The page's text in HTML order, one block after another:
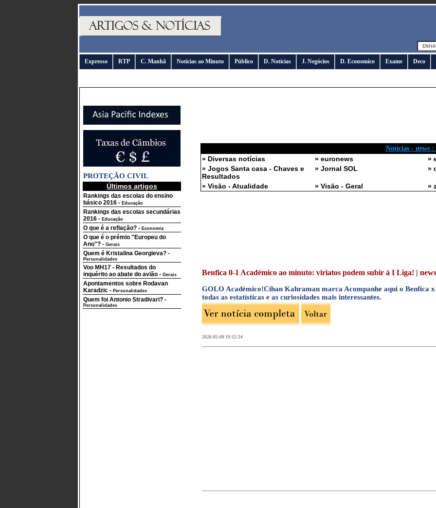
Expresso RTP C. Manhã Notícias ao Minuto Público D. Notícias J. Negócios D. Economico Exame Deco
PROTEÇÃO CIVIL
Últimos artigos
Rankings das escolas do ensino
básico 2016 - Educação
Rankings das escolas secundárias
2016 - Educação
O que é a reflação? - Economia
O que é o prémio "Europeu do
Ano"? - Gerais
Quem é Kristalina Georgieva? -
Personalidades
Voo MH17 - Resultados do
inquérito ao abate do avião - Gerais
Apontamentos sobre Rodavan
Karadzic - Personalidades
Quem foi Antonio Stradivari? -
Personalidades
Notícias - news :
» Diversas notícias » euronews »
» Jogos Santa casa - Chaves e
Resultados
» Jornal SOL »
» Visão - Atualidade » Visão - Geral »
Benfica 0-1 Académico ao minuto: viriatos podem subir à I Liga! |
GOLO Académico!Cihan Kahraman marca Acompanhe aqui o Benfica
todas as estatísticas e as curiosidades mais interessantes.
2026-05-09 19:52:24